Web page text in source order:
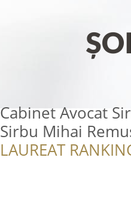
Cabinet Avocat
Sirbu Mihai
LAUREAT